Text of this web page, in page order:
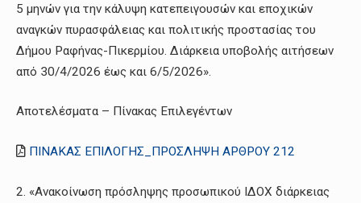
5 μηνών για την κάλυψη κατεπειγουσών και εποχικών
αναγκών πυρασφάλειας και πολιτικής προστασίας του
Δήμου Ραφήνας-Πικερμίου. Διάρκεια υποβολής αιτήσεων
από 30/4/2026 έως και 6/5/2026».
Αποτελέσματα – Πίνακας Επιλεγέντων
ΠΙΝΑΚΑΣ ΕΠΙΛΟΓΗΣ_ΠΡΟΣΛΗΨΗ ΑΡΘΡΟΥ 212
2. «Ανακοίνωση πρόσληψης προσωπικού ΙΔΟΧ διάρκειας